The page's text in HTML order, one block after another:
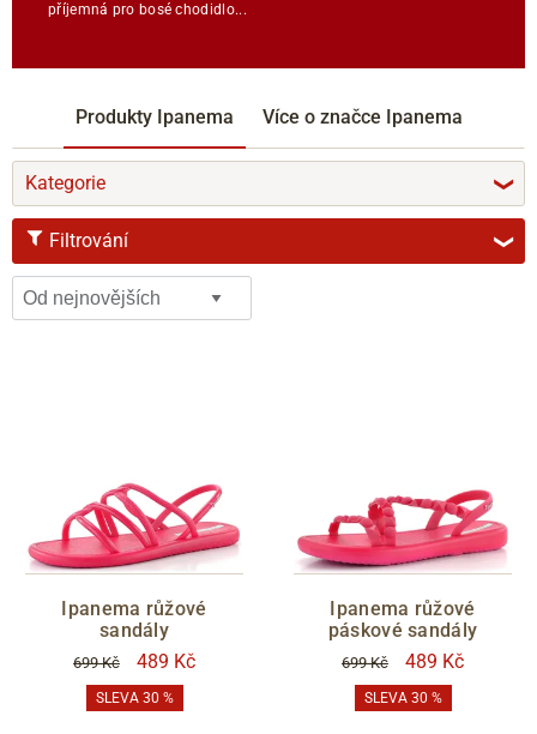
příjemná pro bosé chodidlo...
Produkty Ipanema Více o značce Ipanema
Kategorie ❯
Filtrování ❯
VELIKOST
BARVY
béžová oranžová
růžová barevná
VÝŠKA PODPATKU
Ipanema růžové
sandály
699 Kč 489 Kč
SLEVA 30 %
Ipanema růžové
páskové sandály
699 Kč 489 Kč
SLEVA 30 %